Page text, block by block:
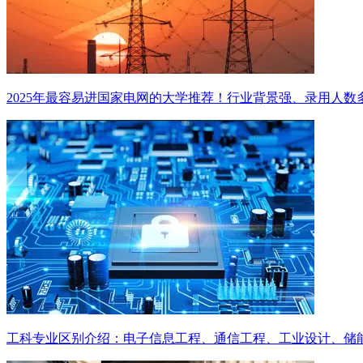
2025年最容易进国家电网的大学推荐！行业背景强、录用人数
工科专业区别介绍：电子信息工程、通信工程、工业设计、储